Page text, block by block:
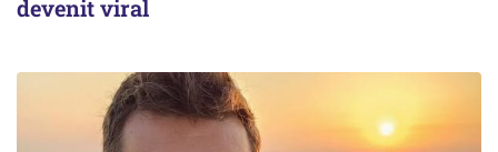
devenit viral